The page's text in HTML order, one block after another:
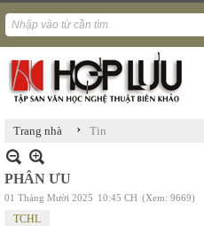
Trang nhà › Tin
PHÂN ƯU
01 Tháng Mười 2025 10:45 CH (Xem: 9669)
TCHL